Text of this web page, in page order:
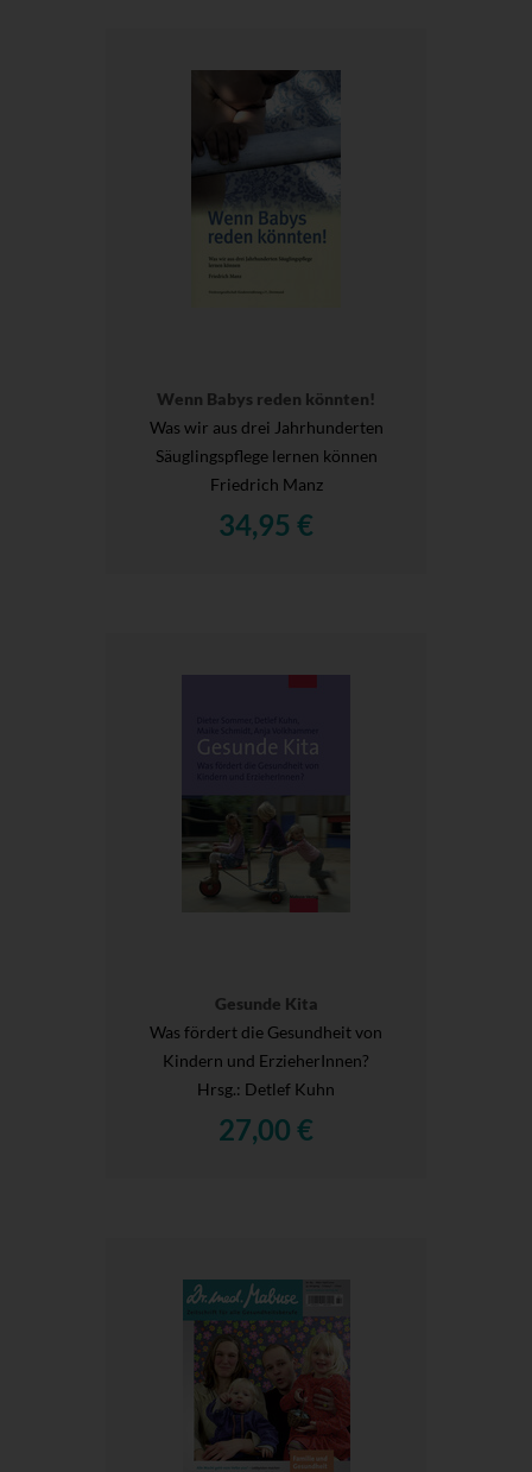
Wenn Babys reden könnten!
Was wir aus drei Jahrhunderten
Säuglingspflege lernen können
Friedrich Manz
34,95 €
Gesunde Kita
Was fördert die Gesundheit von
Kindern und ErzieherInnen?
Hrsg.: Detlef Kuhn
27,00 €